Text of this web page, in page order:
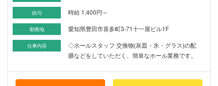
給与 時給 1,400円～
勤務地 愛知県豊田市喜多町3-71十一屋ビル1F
仕事内容
◇ホールスタッフ 交換物(灰皿・氷・グラス)の配
膳などをしていただく、簡単なホール業務です。